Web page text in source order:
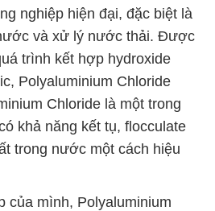
nghiệp hiện đại, đặc biệt là
và xử lý nước thải. Được
trình kết hợp hydroxide
Polyaluminium Chloride
Chloride là một trong
khả năng kết tụ, flocculate
trong nước một cách hiệu
của mình, Polyaluminium